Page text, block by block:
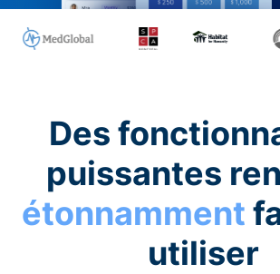
Des
puissantes
étonnamment
utiliser